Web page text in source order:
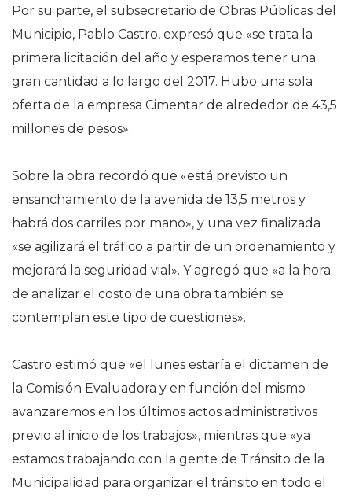
Por su parte, el subsecretario de Obras Públicas del
Municipio, Pablo Castro, expresó que «se trata la
primera licitación del año y esperamos tener una
gran cantidad a lo largo del 2017. Hubo una sola
oferta de la empresa Cimentar de alrededor de 43,5
millones de pesos».
Sobre la obra recordó que «está previsto un
ensanchamiento de la avenida de 13,5 metros y
habrá dos carriles por mano», y una vez finalizada
«se agilizará el tráfico a partir de un ordenamiento y
mejorará la seguridad vial». Y agregó que «a la hora
de analizar el costo de una obra también se
contemplan este tipo de cuestiones».
Castro estimó que «el lunes estaría el dictamen de
la Comisión Evaluadora y en función del mismo
avanzaremos en los últimos actos administrativos
previo al inicio de los trabajos», mientras que «ya
estamos trabajando con la gente de Tránsito de la
Municipalidad para organizar el tránsito en todo el